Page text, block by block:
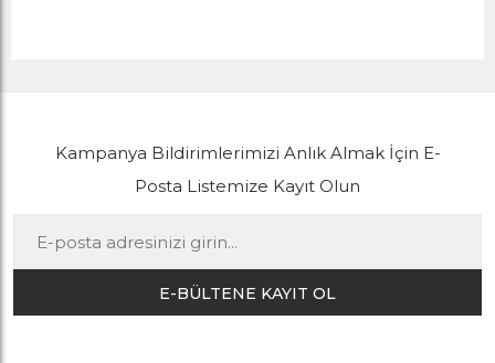
Kampanya Bildirimlerimizi Anlık Almak İçin E-
Posta Listemize Kayıt Olun
E-BÜLTENE KAYIT OL